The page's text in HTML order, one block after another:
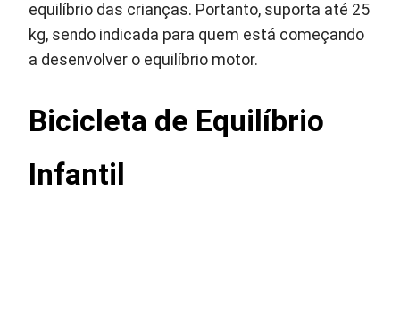
equilíbrio das crianças. Portanto, suporta até 25
kg, sendo indicada para quem está começando
a desenvolver o equilíbrio motor.
Bicicleta de Equilíbrio
Infantil